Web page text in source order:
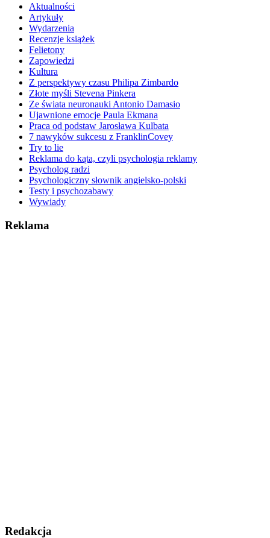
Aktualności
Artykuły
Wydarzenia
Recenzje książek
Felietony
Zapowiedzi
Kultura
Z perspektywy czasu Philipa Zimbardo
Złote myśli Stevena Pinkera
Ze świata neuronauki Antonio Damasio
Ujawnione emocje Paula Ekmana
Praca od podstaw Jarosława Kulbata
7 nawyków sukcesu z FranklinCovey
Try to lie
Reklama do kąta, czyli psychologia reklamy
Psycholog radzi
Psychologiczny słownik angielsko-polski
Testy i psychozabawy
Wywiady
Reklama
Redakcja